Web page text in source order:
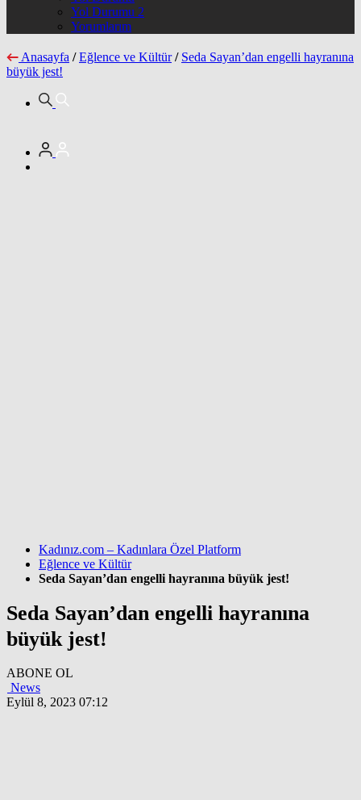
Yol Durumu 2
Yorumlarım
Anasayfa / Eğlence ve Kültür / Seda Sayan’dan engelli hayranına
büyük jest!
Kadınız.com – Kadınlara Özel Platform
Eğlence ve Kültür
Seda Sayan’dan engelli hayranına büyük jest!
Seda Sayan’dan engelli hayranına
büyük jest!
ABONE OL
News
Eylül 8, 2023 07:12